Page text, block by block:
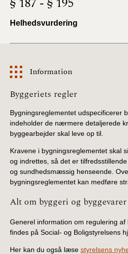
2022)
BR18 (1/1 - 30/6
2021)
BR18 (1/1-29/6
2021)
BR18 (1/7-31/12
BR18 (10/3-30/6
2020)
BR18 (1/1-9/3 2020)
BR18 (4/7-31/12
2019)
Helhedsvurdering
Information
Information
Byggeriets regler
Bygningsreglementet udspecificerer
indeholder de nærmere detaljerede
byggearbejder skal leve op til.
Kravene i bygningsreglementet skal
og indrettes, så det er
og sundhedsmæssig henseende.
bygningsreglementet kan medføre
Alt om byggeri og byggevarer
Generel information om regulering
findes på Social- og Boligstyrelsens
Her kan du også læse styrelsens